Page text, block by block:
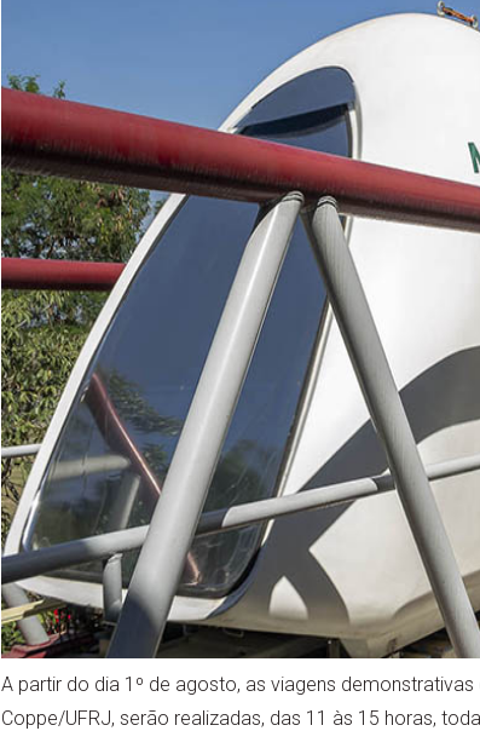
A partir do dia 1º de agosto, as viagens
Coppe/UFRJ, serão realizadas, das 11 às 15 horas,